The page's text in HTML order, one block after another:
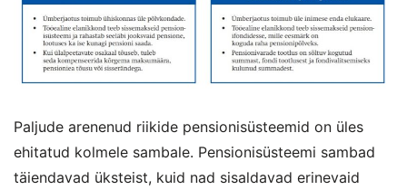
Paljude arenenud riikide pensionisüsteemid on üles
ehitatud kolmele sambale. Pensionisüsteemi sambad
täiendavad üksteist, kuid nad sisaldavad erinevaid